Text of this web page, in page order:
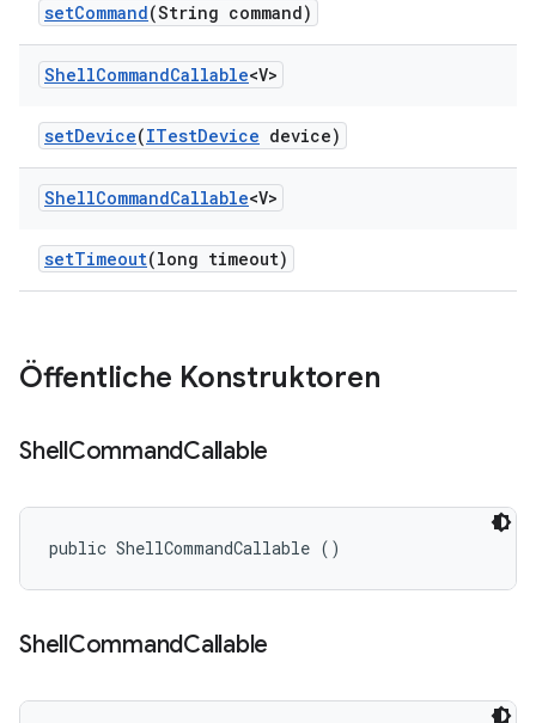
setCommand(String command)
ShellCommandCallable<V>
setDevice(ITestDevice device)
ShellCommandCallable<V>
setTimeout(long timeout)
Öffentliche Konstruktoren
ShellCommandCallable
public ShellCommandCallable ()
ShellCommandCallable